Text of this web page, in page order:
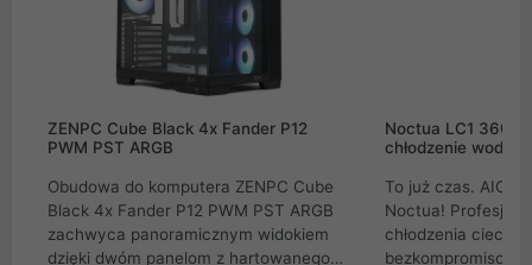
ZENPC Cube Black 4x Fander P12
PWM PST ARGB
Obudowa do komputera ZENPC Cube
Black 4x Fander P12 PWM PST ARGB
zachwyca panoramicznym widokiem
dzięki dwóm panelom z hartowanego
Noctua LC1
chłodzenie wodne
To już czas. AIO
Noctua!
chłodzenia cieczą